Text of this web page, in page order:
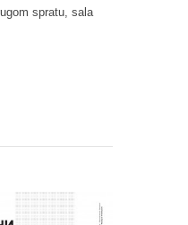
spratu, sala